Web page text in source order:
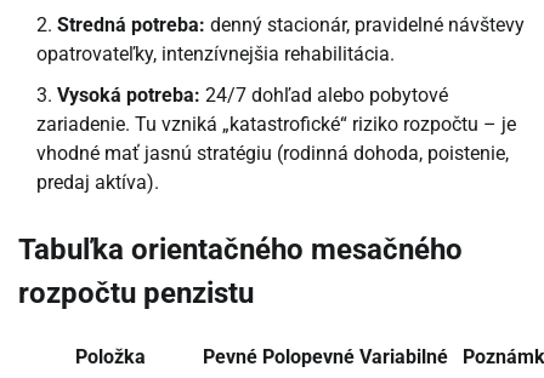
Stredná potreba: denný stacionár, pravidelné návštevy
opatrovateľky, intenzívnejšia rehabilitácia.
Vysoká potreba: 24/7 dohľad alebo pobytové
zariadenie. Tu vzniká „katastrofické“ riziko rozpočtu – je
vhodné mať jasnú stratégiu (rodinná dohoda, poistenie,
predaj aktíva).
Tabuľka orientačného mesačného
rozpočtu penzistu
Položka Pevné Polopevné Variabilné